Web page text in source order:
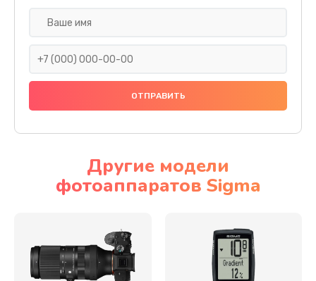
Другие модели
фотоаппаратов Sigma